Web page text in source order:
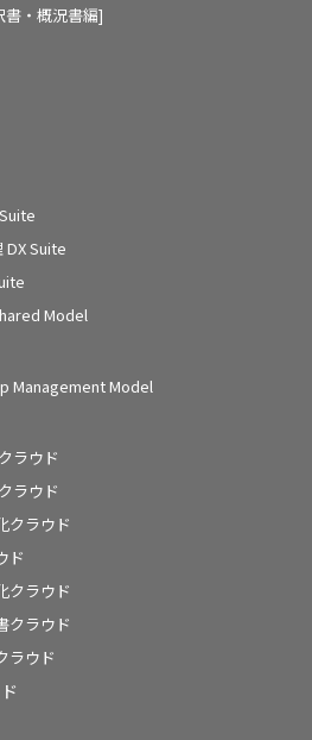
・概況書編]
DX Suite
Model
Management Model
ラウド
ラウド
クラウド
ド
クラウド
クラウド
ラウド